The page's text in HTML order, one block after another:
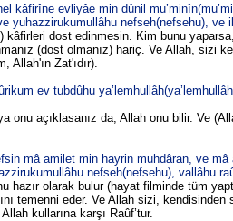
kâfirîne evliyâe min dûnil
yuhazzirukumullâhu nefseh(nefsehu), ve
kâfirleri dost edinmesin. Kim bunu
(dost olmanız) hariç. Ve Allah, sizi
Allah'ın Zat'ıdır).
ev tubdûhu
onu açıklasanız da, Allah onu bilir. Ve
mâ amilet min hayrin muhdâran, ve
nefseh(nefsehu), vallâhu
hazır olarak bulur (hayat filminde tüm
temenni eder. Ve Allah sizi, kendisinden
kullarına karşı Raûf’tur.